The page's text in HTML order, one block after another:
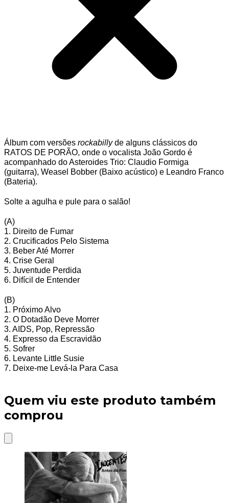
Álbum com versões rockabillyde alguns clássicos do
RATOS DE PORÃO, onde o vocalista João Gordo é
acompanhado do Asteroides Trio: Claudio Formiga
(guitarra), Weasel Bobber (Baixo acústico) e Leandro Franco
(Bateria).
Solte a agulha e pule para o salão!
(A)
1. Direito de Fumar
2. Crucificados Pelo Sistema
3. Beber Até Morrer
4. Crise Geral
5. Juventude Perdida
6. Difícil de Entender
(B)
1. Próximo Alvo
2. O Dotadão Deve Morrer
3. AIDS, Pop, Repressão
4. Expresso da Escravidão
5. Sofrer
6. Levante Little Susie
7. Deixe-me Levá-la Para Casa
Quem viu este produto também
comprou